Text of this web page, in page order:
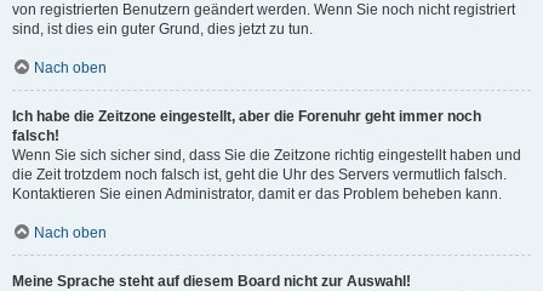
von registrierten Benutzern geändert werden. Wenn Sie noch nicht registriert
sind, ist dies ein guter Grund, dies jetzt zu tun.
Nach oben
Ich habe die Zeitzone eingestellt, aber die Forenuhr geht immer noch
falsch!
Wenn Sie sich sicher sind, dass Sie die Zeitzone richtig eingestellt haben und
die Zeit trotzdem noch falsch ist, geht die Uhr des Servers vermutlich falsch.
Kontaktieren Sie einen Administrator, damit er das Problem beheben kann.
Nach oben
Meine Sprache steht auf diesem Board nicht zur Auswahl!